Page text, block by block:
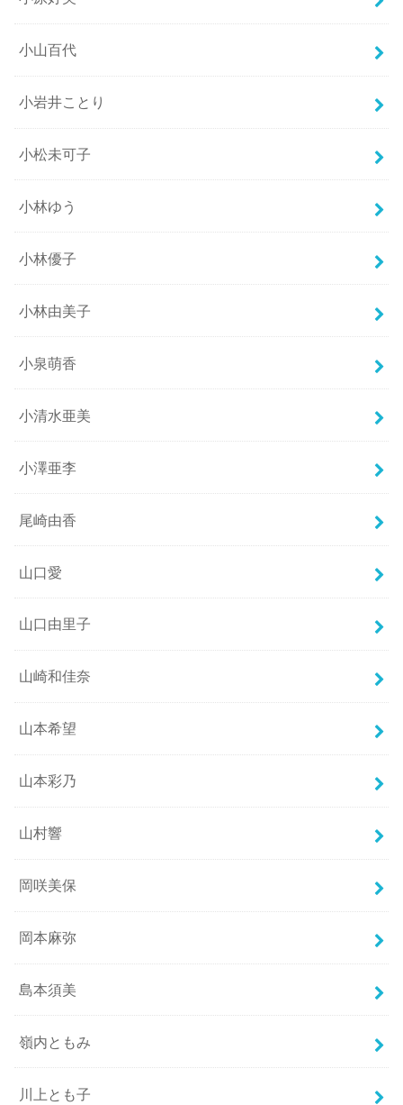
小山百代
小岩井ことり
小松未可子
小林ゆう
小林優子
小林由美子
小泉萌香
小清水亜美
小澤亜李
尾崎由香
山口愛
山口由里子
山崎和佳奈
山本希望
山本彩乃
山村響
岡咲美保
岡本麻弥
島本須美
嶺内ともみ
川上とも子